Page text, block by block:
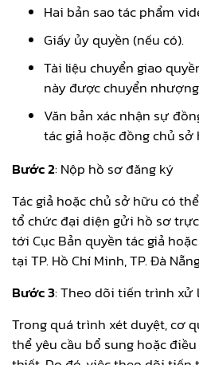
Hai bản sao tác phẩm
Giấy ủy quyền (nếu có).
Tài liệu chuyển giao
này được chuyển
Văn bản xác nhận sự
tác giả hoặc đồng chủ sở
Bước 2: Nộp hồ sơ đăng ký
Tác giả hoặc chủ sở hữu có
tổ chức đại diện gửi hồ sơ
tới Cục Bản quyền tác giả
tại TP. Hồ Chí Minh, TP. Đà
Bước 3: Theo dõi tiến trình xử
Trong quá trình xét duyệt, cơ
thể yêu cầu bổ sung hoặc